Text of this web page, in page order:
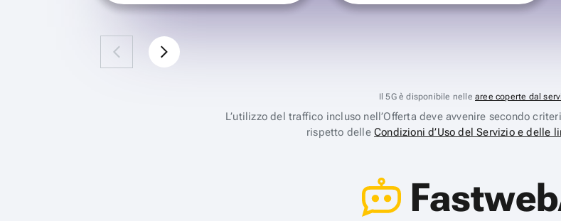
Il 5G è disponibile nelle aree coperte dal
L’utilizzo del traffico incluso nell’Offerta deve avvenire secondo
rispetto delleCondizioni d’Uso del Servizio e delle